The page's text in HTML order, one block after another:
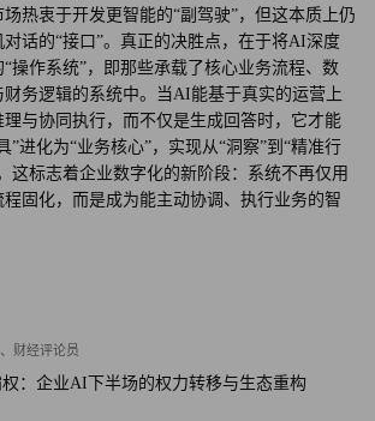
系统则精准协调与执行。这种分工模式有
韧性、生产效率与智能化水平，从而更从
的全球环境。（财富中文网）
Klein）现任SAP SE首席执行官兼执行董
责公司战略方向、日常管理与业绩表现。
入SAP执行董事会，担任智能企业集团负
用程序的全球研发与交付，同时负责公司
实习生身份入职SAP，开启职业生涯。他
SAP SuccessFactors首席财务官、SAP首
热衷于开发更智能的“副驾驶”，但这本质上仍
话的“接口”。真正的决胜点，在于将AI深度
操作系统”，即那些承载了核心业务流程、数
财务逻辑的系统中。当AI能基于真实的运营上
理与协同执行，而不仅是生成回答时，它才能
”进化为“业务核心”，实现从“洞察”到“精准行
这标志着企业数字化的新阶段：系统不再仅用
程固化，而是成为能主动协调、执行业务的智
财经评论员
权：企业AI下半场的权力转移与生态重构